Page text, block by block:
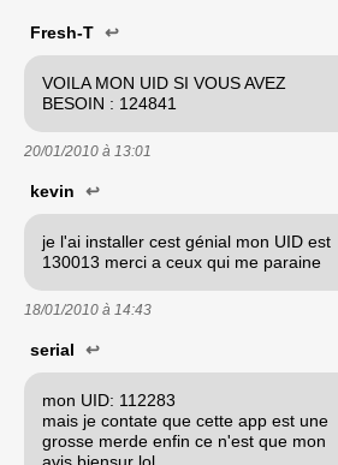
Fresh-T ↩
VOILA MON UID SI VOUS AVEZ
BESOIN : 124841
20/01/2010 à 13:01
kevin ↩
je l'ai installer cest génial mon UID est
130013 merci a ceux qui me paraine
18/01/2010 à 14:43
serial ↩
mon UID: 112283
mais je contate que cette app est une
grosse merde enfin ce n'est que mon
avis biensur lol